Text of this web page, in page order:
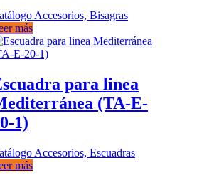
Accesorios, Bisagras
más
para linea
(TA-E-
1)
Accesorios, Escuadras
más